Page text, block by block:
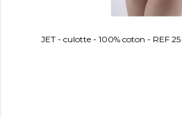
JET - culotte - 100% coton - REF 25